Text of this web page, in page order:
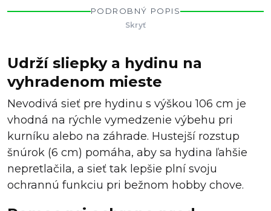
PODROBNÝ POPIS
Skryť
Udrží sliepky a hydinu na
vyhradenom mieste
Nevodivá sieť pre hydinu s výškou 106 cm je
vhodná na rýchle vymedzenie výbehu pri
kurníku alebo na záhrade. Hustejší rozstup
šnúrok (6 cm) pomáha, aby sa hydina ľahšie
nepretlačila, a sieť tak lepšie plní svoju
ochrannú funkciu pri bežnom hobby chove.